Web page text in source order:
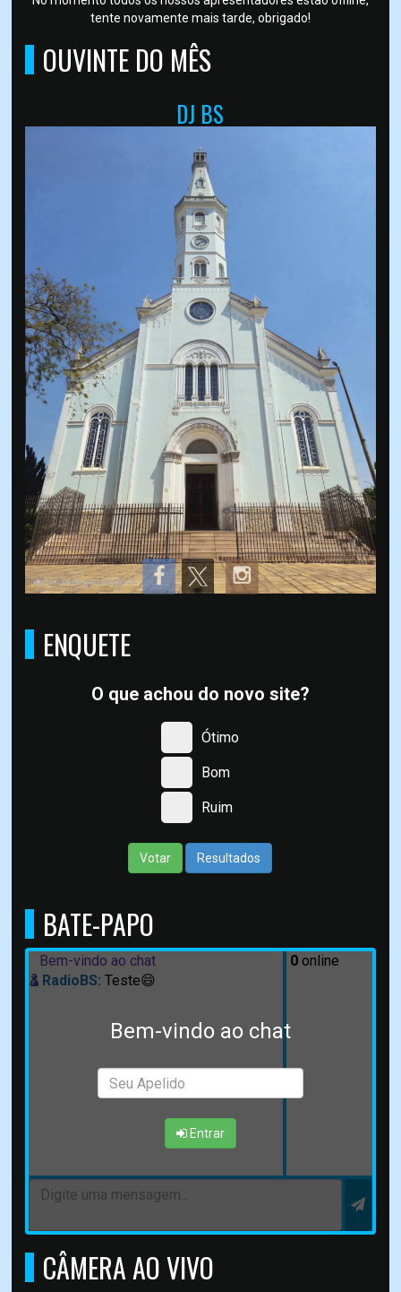
tente novamente mais tarde, obrigado!
OUVINTE DO MÊS
DJ BS
ENQUETE
O que achou do novo site?
Ótimo
Bom
Ruim
Votar Resultados
BATE-PAPO
Bem-vindo ao chat
Entrar
Bem-vindo ao chat
RadioBS: Teste😄
0online
CÂMERA AO VIVO